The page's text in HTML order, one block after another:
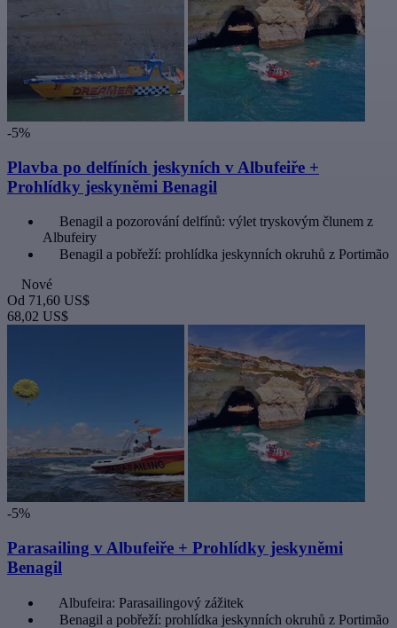
-5%
Plavba po delfíních jeskyních v Albufeiře +
Prohlídky jeskyněmi Benagil
Benagil a pozorování delfínů: výlet tryskovým člunem z
Albufeiry
Benagil a pobřeží: prohlídka jeskynních okruhů z Portimão
Nové
Od 71,60 US$
68,02 US$
-5%
Parasailing v Albufeiře + Prohlídky jeskyněmi
Benagil
Albufeira: Parasailingový zážitek
Benagil a pobřeží: prohlídka jeskynních okruhů z Portimão